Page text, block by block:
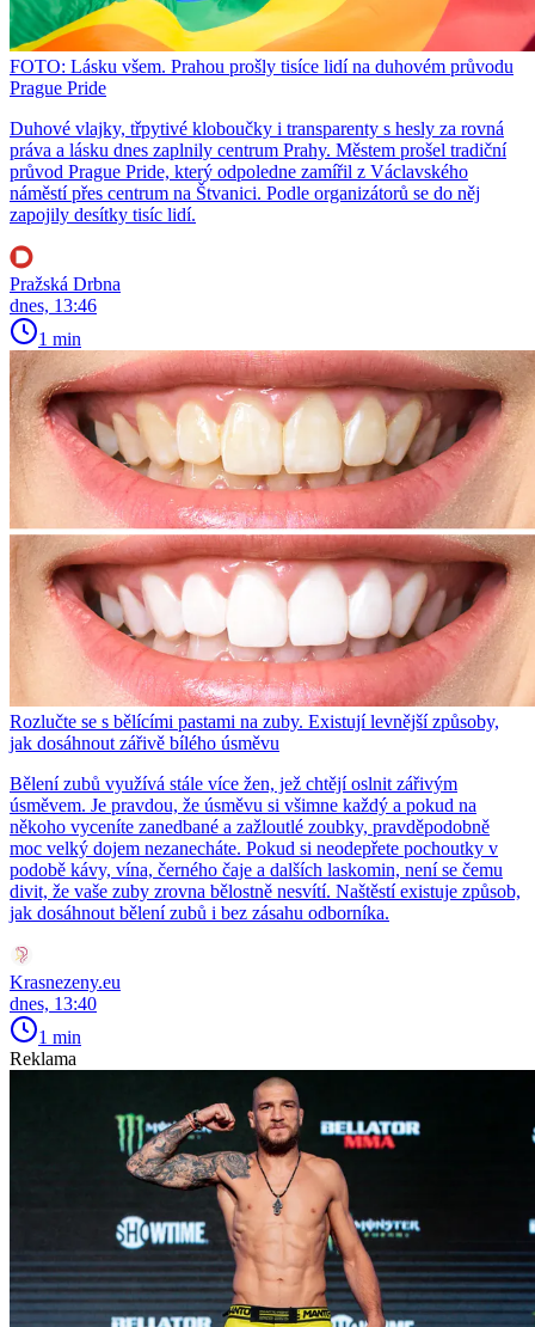
FOTO: Lásku všem. Prahou prošly tisíce lidí na duhovém průvodu
Prague Pride
Duhové vlajky, třpytivé kloboučky i transparenty s hesly za rovná
práva a lásku dnes zaplnily centrum Prahy. Městem prošel tradiční
průvod Prague Pride, který odpoledne zamířil z Václavského
náměstí přes centrum na Štvanici. Podle organizátorů se do něj
zapojily desítky tisíc lidí.
Pražská Drbna
dnes, 13:46
1 min
Rozlučte se s bělícími pastami na zuby. Existují levnější způsoby,
jak dosáhnout zářivě bílého úsměvu
Bělení zubů využívá stále více žen, jež chtějí oslnit zářivým
úsměvem. Je pravdou, že úsměvu si všimne každý a pokud na
někoho vyceníte zanedbané a zažloutlé zoubky, pravděpodobně
moc velký dojem nezanecháte. Pokud si neodepřete pochoutky v
podobě kávy, vína, černého čaje a dalších laskomin, není se čemu
divit, že vaše zuby zrovna bělostně nesvítí. Naštěstí existuje způsob,
jak dosáhnout bělení zubů i bez zásahu odborníka.
Krasnezeny.eu
dnes, 13:40
1 min
Reklama